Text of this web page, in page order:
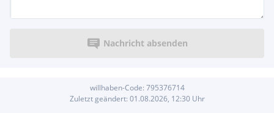
Nachricht absenden
willhaben-Code: 795376714
Zuletzt geändert: 01.08.2026, 12:30Uhr